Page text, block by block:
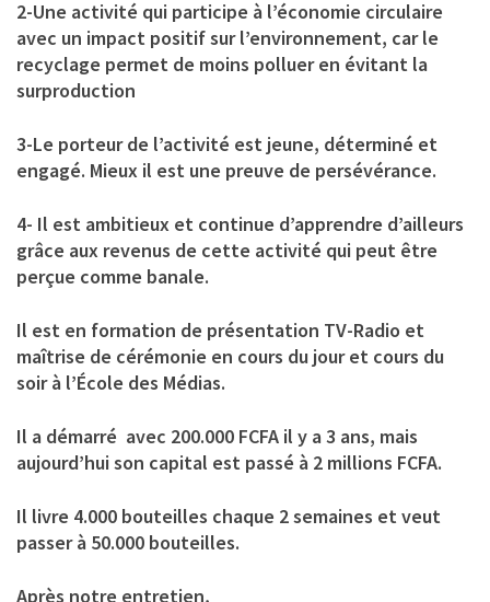
2-Une activité qui participe à l’économie circulaire
avec un impact positif sur l’environnement, car le
recyclage permet de moins polluer en évitant la
surproduction
3-Le porteur de l’activité est jeune, déterminé et
engagé. Mieux il est une preuve de persévérance.
4- Il est ambitieux et continue d’apprendre d’ailleurs
grâce aux revenus de cette activité qui peut être
perçue comme banale.
Il est en formation de présentation TV-Radio et
maîtrise de cérémonie en cours du jour et cours du
soir à l’École des Médias.
Il a démarré avec 200.000 FCFA il y a 3 ans, mais
aujourd’hui son capital est passé à 2 millions FCFA.
Il livre 4.000 bouteilles chaque 2 semaines et veut
passer à 50.000 bouteilles.
Après notre entretien,